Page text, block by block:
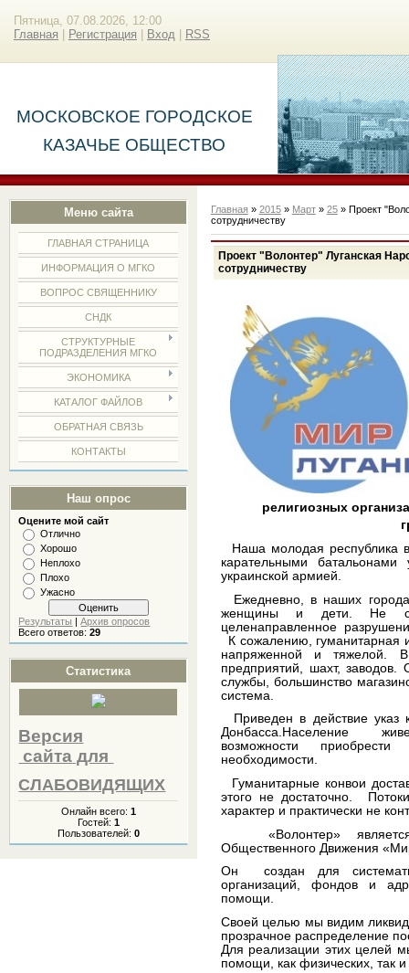
Пятница, 07.08.2026, 12:00
Главная
Регистрация Вход RSS
МОСКОВСКОЕ ГОРОДСКОЕ
КАЗАЧЬЕ ОБЩЕСТВО
Меню сайта
ГЛАВНАЯ СТРАНИЦА
ИНФОРМАЦИЯ О МГКО
ВОПРОС СВЯЩЕННИКУ
СНДК
СТРУКТУРНЫЕ
ПОДРАЗДЕЛЕНИЯ МГКО
ЭКОНОМИКА
КАТАЛОГ ФАЙЛОВ
ОБРАТНАЯ СВЯЗЬ
КОНТАКТЫ
Наш опрос
Оцените мой сайт
Отлично
Хорошо
Неплохо
Плохо
Ужасно
Результаты |Архив опросов
Всего ответов:29
Статистика
Версия
сайта для
СЛАБОВИДЯЩИХ
Онлайн всего: 1
Гостей: 1
Пользователей: 0
Главная » 2015 » Март » 25» Проект
сотрудничеству
Проект "Волонтер" Луганская
сотрудничеству
религиозных
Наша молодая республика
карательными батальонами
украинской армией.
Ежедневно, в наших
женщины и дети. Не
целенаправленное
К сожалению, гуманитарная
напряженной и тяжелой. В
предприятий, шахт,
службы, большинство
система.
Приведен в действие указ
Донбасса.Население
возможности
необходимости.
Гуманитарные конвои
этого не достаточно.
характер и практически не
«Волонтер» является
Общественного Движения
Он создан для
организаций, фондов и
помощи.
Своей целью мы видим
прозрачное распределение
Для реализации этих целей
помощи, как физических, так